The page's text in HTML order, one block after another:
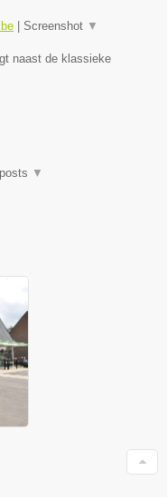
Screenshot ▼
naast de klassieke
▼